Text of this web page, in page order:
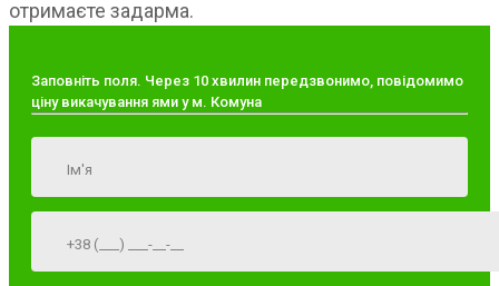
отримаєте задарма.
Заповніть поля. Через 10 хвилин передзвонимо, повідомимо
ціну викачування ями у м. Комуна